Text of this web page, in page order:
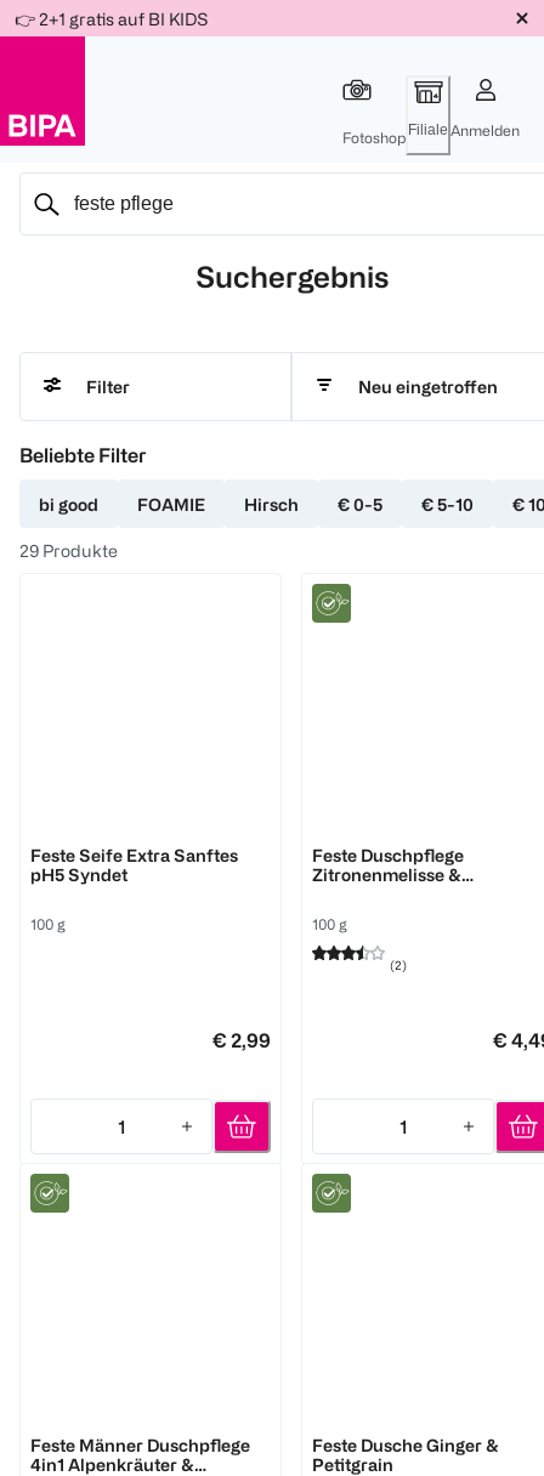
Für
Für
Für
Weiter
zum
👉 2+1 gratis auf BI KIDS
Fotoshop Filiale Anmelden
Suchergebnis
Filter Neu eingetroffen
Beliebte Filter
bi good FOAMIE Hirsch € 0-5 € 5-10 €
29 Produkte
Feste Seife Extra Sanftes
pH5 Syndet
100 g
€ 2,99
1
Quantity: 1
Feste Duschpflege
Zitronenmelisse &
100 g
(2)
€
1
Quantity: 1
Feste Männer Duschpflege
4in1 Alpenkräuter &
Feste Dusche Ginger &
Petitgrain